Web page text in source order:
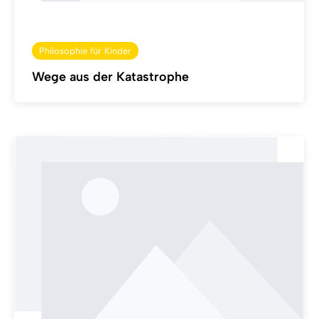
Philosophie für Kinder
Wege aus der Katastrophe